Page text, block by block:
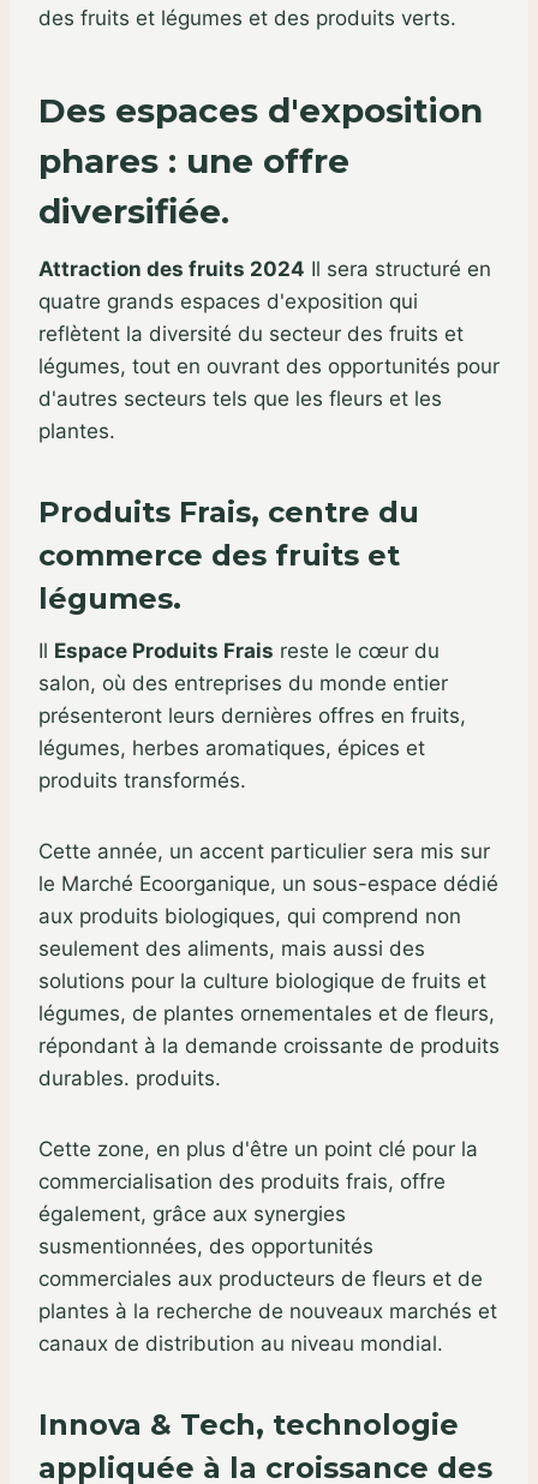
des fruits et légumes et des produits verts.
Des espaces d'exposition
phares : une offre
diversifiée.
Attraction des fruits 2024 Il sera structuré en
quatre grands espaces d'exposition qui
reflètent la diversité du secteur des fruits et
légumes, tout en ouvrant des opportunités pour
d'autres secteurs tels que les fleurs et les
plantes.
Produits Frais, centre du
commerce des fruits et
légumes.
Il Espace Produits Frais reste le cœur du
salon, où des entreprises du monde entier
présenteront leurs dernières offres en fruits,
légumes, herbes aromatiques, épices et
produits transformés.
Cette année, un accent particulier sera mis sur
le Marché Ecoorganique, un sous-espace dédié
aux produits biologiques, qui comprend non
seulement des aliments, mais aussi des
solutions pour la culture biologique de fruits et
légumes, de plantes ornementales et de fleurs,
répondant à la demande croissante de produits
durables. produits.
Cette zone, en plus d'être un point clé pour la
commercialisation des produits frais, offre
également, grâce aux synergies
susmentionnées, des opportunités
commerciales aux producteurs de fleurs et de
plantes à la recherche de nouveaux marchés et
canaux de distribution au niveau mondial.
Innova & Tech, technologie
appliquée à la croissance des